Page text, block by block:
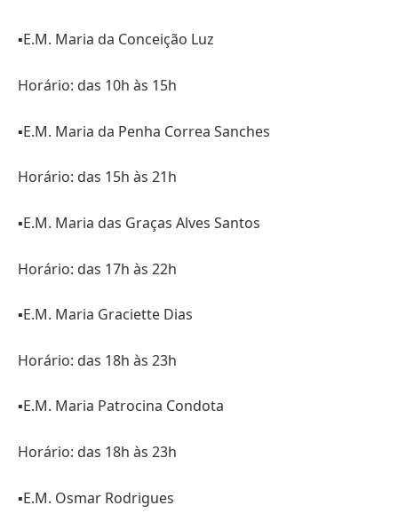
▪️E.M. Maria da Conceição Luz
Horário: das 10h às 15h
▪️E.M. Maria da Penha Correa Sanches
Horário: das 15h às 21h
▪️E.M. Maria das Graças Alves Santos
Horário: das 17h às 22h
▪️E.M. Maria Graciette Dias
Horário: das 18h às 23h
▪️E.M. Maria Patrocina Condota
Horário: das 18h às 23h
▪️E.M. Osmar Rodrigues